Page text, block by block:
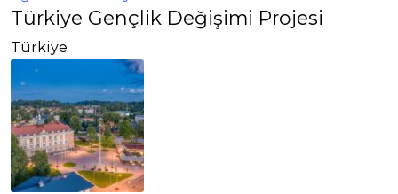
Türkiye Gençlik Değişimi Projesi
Türkiye